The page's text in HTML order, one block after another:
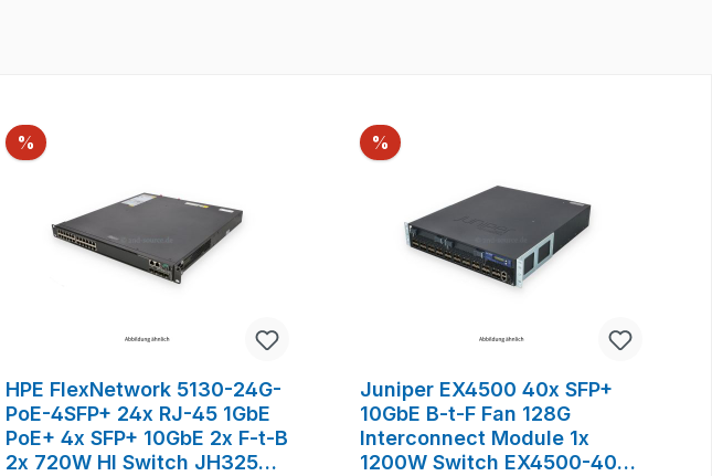
% Rabatt
HPE FlexNetwork 5130-24G-
PoE-4SFP+ 24x RJ-45 1GbE
PoE+ 4x SFP+ 10GbE 2x F-t-B
2x 720W HI Switch JH325A
% Rabatt
Juniper EX4500 40x SFP+
10GbE B-t-F Fan 128G
Interconnect Module 1x
1200W Switch EX4500-40F-